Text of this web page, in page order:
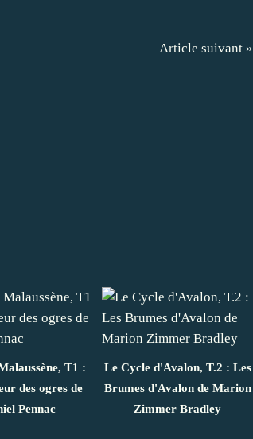
Article suivant »
T1 :
des ogres de
Pennac
Le Cycle d'Avalon, T.2 : Les
Brumes d'Avalon de Marion
Zimmer Bradley